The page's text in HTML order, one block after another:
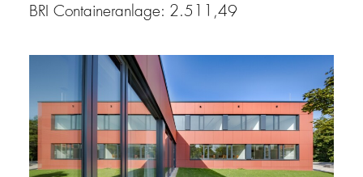
BRI Containeranlage: 2.511,49